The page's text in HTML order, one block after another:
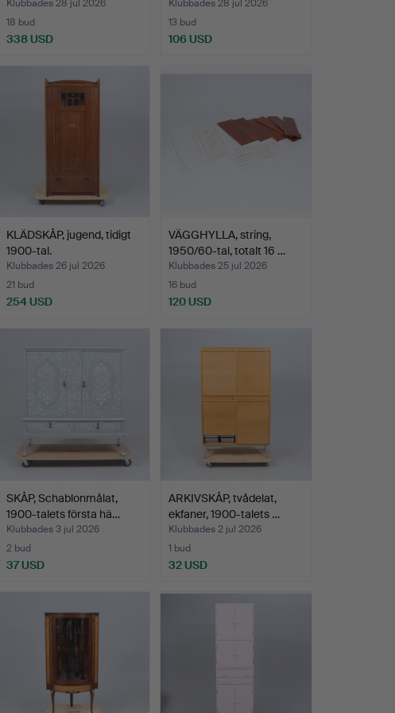
Klubbades 28 jul 2026
18 bud
338 USD
Klubbades 28 jul 2026
13 bud
106 USD
KLÄDSKÅP, jugend, tidigt
1900-tal.
Klubbades 26 jul 2026
21 bud
254 USD
VÄGGHYLLA, string,
1950/60-tal, totalt 16 …
Klubbades 25 jul 2026
16 bud
120 USD
SKÅP, Schablonmålat,
1900-talets första hä…
Klubbades 3 jul 2026
2 bud
37 USD
ARKIVSKÅP, tvådelat,
ekfaner, 1900-talets …
Klubbades 2 jul 2026
1 bud
32 USD